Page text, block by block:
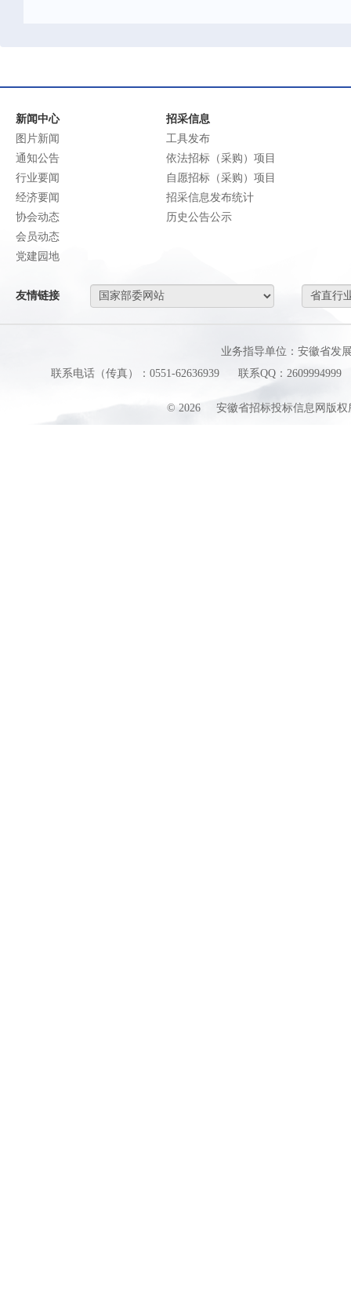
新闻中心
图片新闻
通知公告
行业要闻
经济要闻
协会动态
会员动态
党建园地
招采信息
工具发布
依法招标（采购）项目
自愿招标（采购）项目
招采信息发布统计
历史公告公示
友情链接
业务指导单位：安徽省发
联系电话（传真）：0551-62636939
联系QQ：2609994999
© 2026 安徽省招标投标信息网版